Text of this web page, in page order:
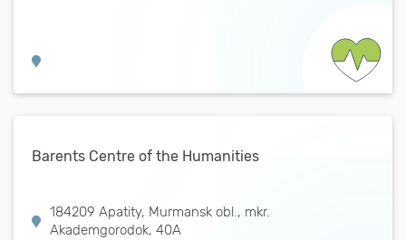
Barents Centre of the Humanities
184209 Apatity, Murmansk obl., mkr.
Akademgorodok, 40А